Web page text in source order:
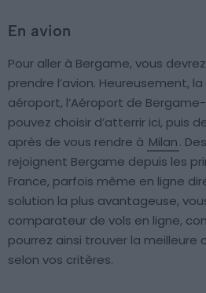
En avion
Pour aller à Bergame, vous
prendre l’avion. Heureusement, la
aéroport, l’Aéroport de
pouvez choisir d’atterrir ici, puis
après de vous rendre à Milan.
rejoignent Bergame depuis les
France, parfois même en ligne
solution la plus avantageuse,
comparateur de vols en ligne,
pourrez ainsi trouver la meilleure
selon vos critères.